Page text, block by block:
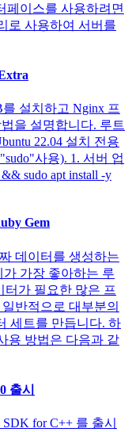
페이스를 사용하려면
로 사용하여 서버를
설치하고 Nginx 프
을 설명합니다. 루트
22.04 설치 전용
사용). 1. 서버 업
sudo apt install -y
Gem
데이터를 생성하는
가 가장 좋아하는 루
터가 필요한 많은 프
반적으로 대부분의
세트를 만듭니다. 하
용 방법은 다음과 같
출시
for C++ 를 출시